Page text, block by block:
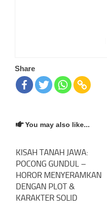
Share
You may also like...
KISAH TANAH JAWA:
POCONG GUNDUL –
HOROR MENYERAMKAN
DENGAN PLOT &
KARAKTER SOLID